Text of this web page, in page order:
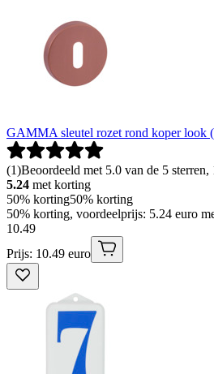
GAMMA sleutel rozet rond koper look
(1)Beoordeeld met 5.0 van de 5
5.24 met korting
50% korting50% korting
50% korting, voordeelprijs: 5.24 euro
10.49
Prijs: 10.49 euro